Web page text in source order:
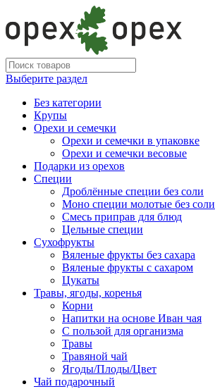
Выберите раздел
Без категории
Крупы
Орехи и семечки
Орехи и семечки в упаковке
Орехи и семечки весовые
Подарки из орехов
Специи
Дроблённые специи без соли
Моно специи молотые без соли
Смесь приправ для блюд
Цельные специи
Сухофрукты
Вяленые фрукты без сахара
Вяленые фрукты с сахаром
Цукаты
Травы, ягоды, коренья
Корни
Напитки на основе Иван чая
С пользой для организма
Травы
Травяной чай
Ягоды/Плоды/Цвет
Чай подарочный